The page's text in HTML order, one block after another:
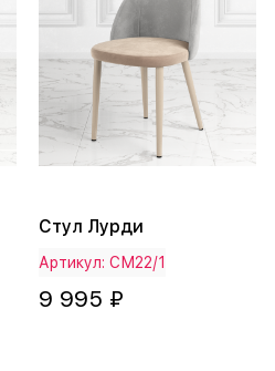
Стул Лурди
Артикул: СМ22/1
9 995 ₽